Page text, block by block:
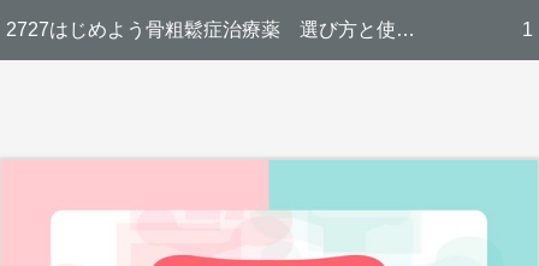
2727はじめよう骨粗鬆症治療薬 選び方と使い方 1